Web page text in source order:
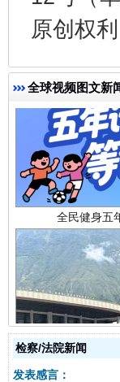
原创权
全球视频图文新
全民健身五
阿坝州
检察/法院新闻
发表感言：